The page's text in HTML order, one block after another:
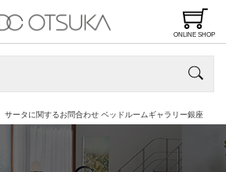
ONLINE SHOP
サータに関するお問合わせ ベッドルームギャラリー銀座